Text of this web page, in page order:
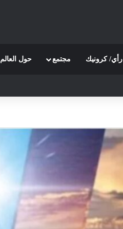
رأي/ كرونيك مجتمع حول العالم